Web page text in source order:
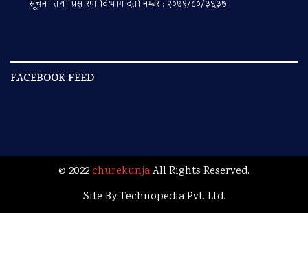
सूचना तथा प्रसारण विभाग दर्ता नम्बर : २०७९/८०/३६३७
FACEBOOK FEED
© 2022churekunjaAll Rights Reserved.
Site By:Technopedia Pvt. Ltd.